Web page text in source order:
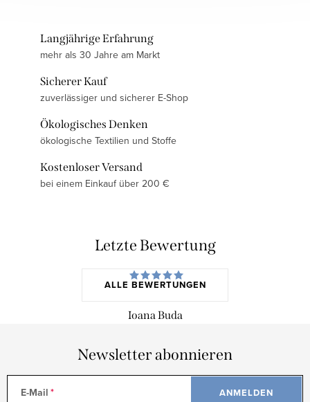
Langjährige Erfahrung
mehr als 30 Jahre am Markt
Sicherer Kauf
zuverlässiger und sicherer E-Shop
Ökologisches Denken
ökologische Textilien und Stoffe
Kostenloser Versand
bei einem Einkauf über 200 €
Letzte Bewertung
ALLE BEWERTUNGEN
Ioana Buda
Newsletter abonnieren
E-Mail ANMELDEN